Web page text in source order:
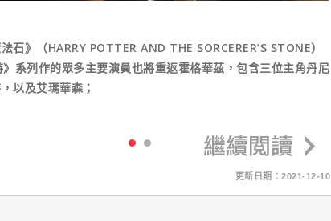
石》（HARRY POTTER AND THE SORCERER’S STONE）
系列作的眾多主要演員也將重返霍格華茲，包含三位主角丹尼
以及艾瑪華森；
更新日期：2021-12-10